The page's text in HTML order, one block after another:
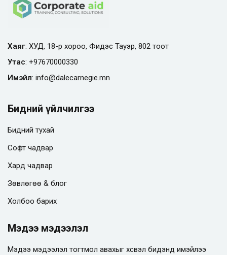
Хаяг: ХУД, 18-р хороо, Фидэс Тауэр, 802 тоот
Утас: +97670000330
Имэйл: info@dalecarnegie.mn
Бидний үйлчилгээ
Бидний тухай
Софт чадвар
Хард чадвар
Зөвлөгөө & блог
Холбоо барих
Мэдээ мэдээлэл
Мэдээ мэдээлэл тогтмол авахыг хүсвэл бидэнд имэйлээ